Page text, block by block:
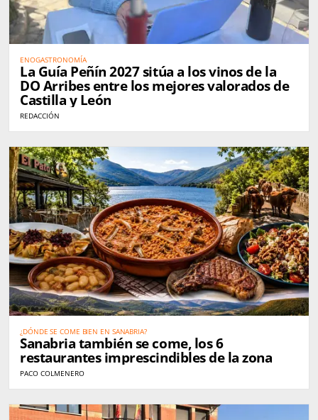
ENOGASTRONOMÍA
La Guía Peñín 2027 sitúa a los vinos de la
DO Arribes entre los mejores valorados de
Castilla y León
REDACCIÓN
¿DÓNDE SE COME BIEN EN SANABRIA?
Sanabria también se come, los 6
restaurantes imprescindibles de la zona
PACO COLMENERO